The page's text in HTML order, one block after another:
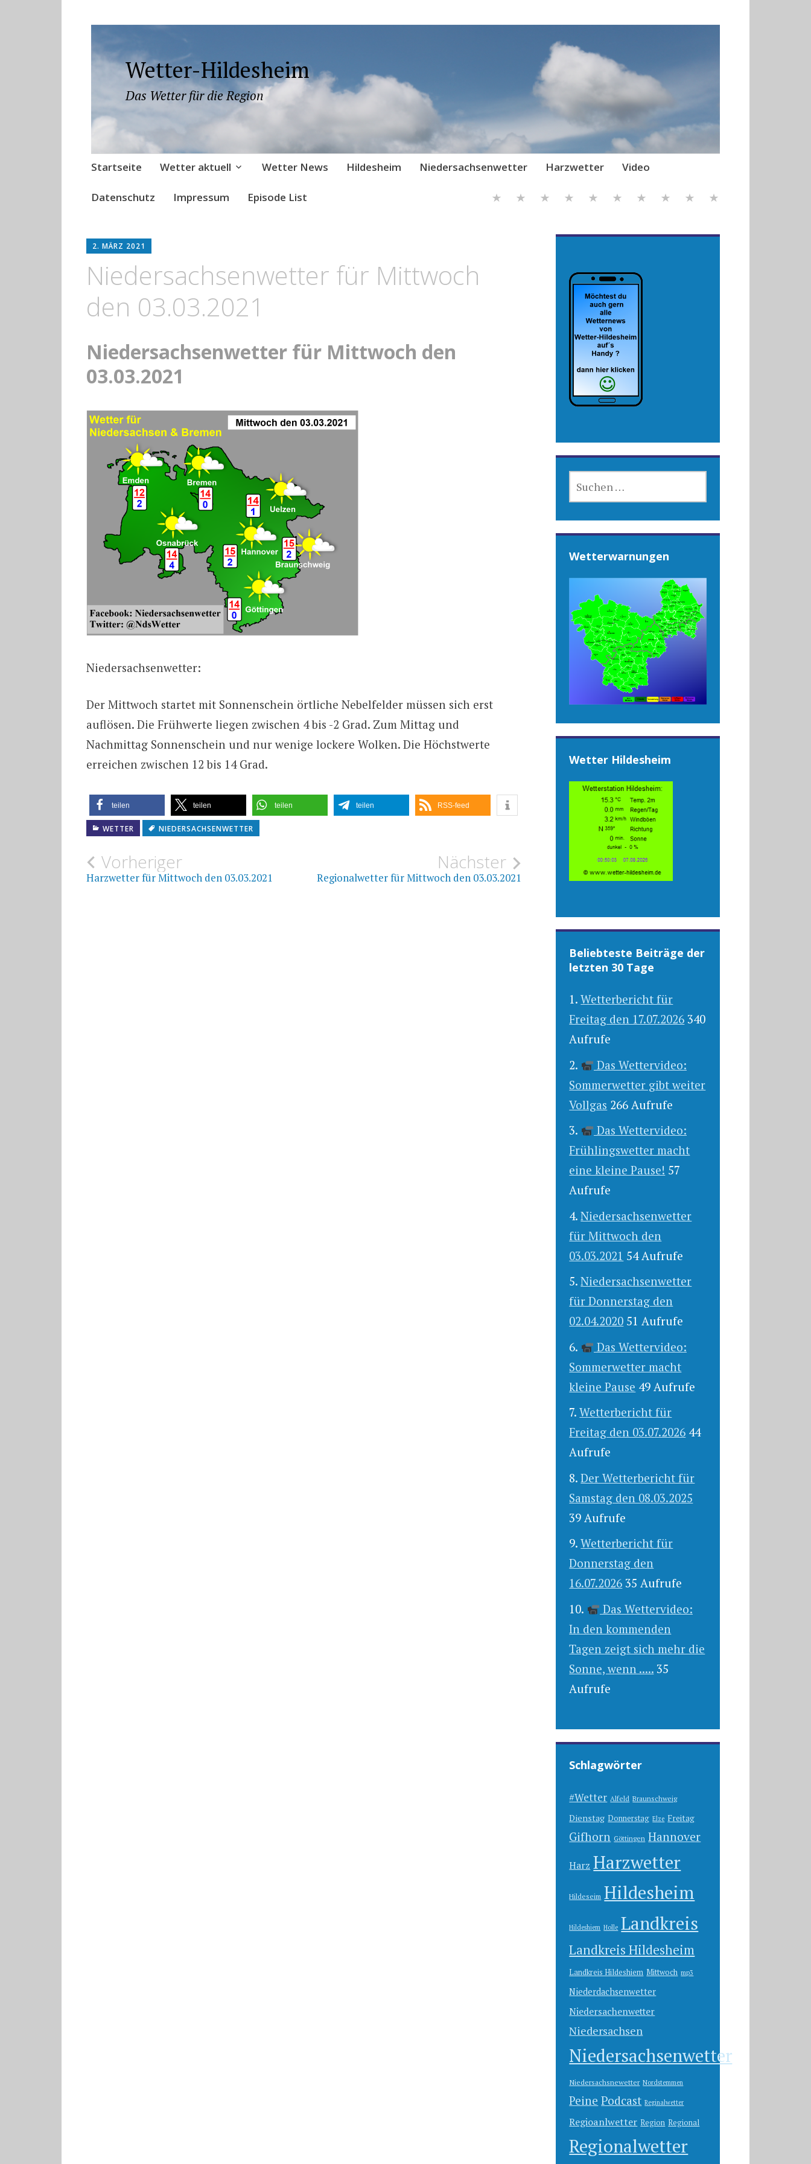
Wetter-Hildesheim
Das Wetter für die Region
Zum
springen
Startseite Wetter aktuell Wetter News Hildesheim Niedersachsenwetter Harzwetter Video
Datenschutz Impressum Episode List
2. MÄRZ 2021
Niedersachsenwetter für Mittwoch
den 03.03.2021
Niedersachsenwetter für Mittwoch den
03.03.2021
Niedersachsenwetter:
Der Mittwoch startet mit Sonnenschein örtliche Nebelfelder müssen sich erst
auflösen. Die Frühwerte liegen zwischen 4 bis -2 Grad. Zum Mittag und
Nachmittag Sonnenschein und nur wenige lockere Wolken. Die Höchstwerte
erreichen zwischen 12 bis 14 Grad.
teilen teilen teilen teilen RSS-feed
WETTER NIEDERSACHSENWETTER
Beitragsnavigation
Vorheriger
Harzwetter für Mittwoch den 03.03.2021
Nächster
Regionalwetter für Mittwoch den 03.03.2021
NACH:
Wetterwarnungen
Wetter Hildesheim
Beliebteste Beiträge der
letzten 30 Tage
Wetterbericht für
Freitag den 17.07.2026 340
Aufrufe
Das Wettervideo:
Sommerwetter gibt weiter
Vollgas 266 Aufrufe
Das Wettervideo:
Frühlingswetter macht
eine kleine Pause! 57
Aufrufe
Niedersachsenwetter
für Mittwoch den
03.03.2021 54 Aufrufe
Niedersachsenwetter
für Donnerstag den
02.04.2020 51 Aufrufe
Das Wettervideo:
Sommerwetter macht
kleine Pause 49 Aufrufe
Wetterbericht für
Freitag den 03.07.2026 44
Aufrufe
Der Wetterbericht für
Samstag den 08.03.2025
39 Aufrufe
Wetterbericht für
Donnerstag den
16.07.2026 35 Aufrufe
Das Wettervideo:
In den kommenden
Tagen zeigt sich mehr die
Sonne, wenn ..... 35
Aufrufe
Schlagwörter
#Wetter Alfeld Braunschweig
Dienstag Donnerstag Elze Freitag
Gifhorn Göttingen Hannover
Harz Harzwetter
Hildeseim Hildesheim
Hildeshiem Holle Landkreis
Landkreis Hildesheim
Landkreis Hildeshiem Mittwoch mp3
Niederdachsenwetter
Niedersachenwetter
Niedersachsen
Niedersachsenwetter
Niedersachsnewetter Nordstemmen
Peine Podcast Reginalwetter
Regioanlwetter Region Regional
Regionalwetter